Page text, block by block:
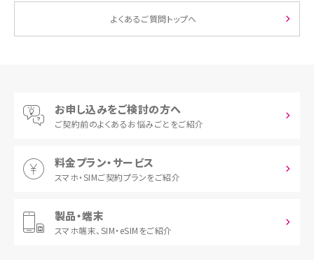
よくあるご質問トップへ
お申し込みをご検討の方へ
ご契約前のよくあるお悩みごとをご紹介
料金プラン・サービス
スマホ・SIMご契約プランをご紹介
製品・端末
スマホ端末、 SIM・eSIMをご紹介